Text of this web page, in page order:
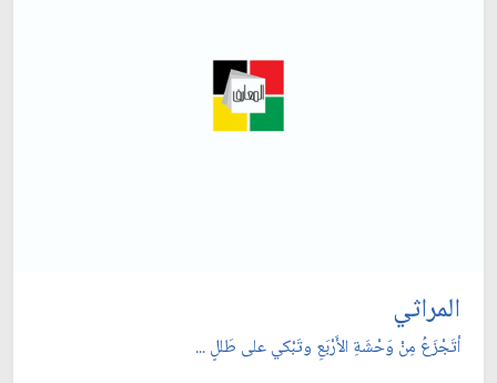
المراثي
أتَجْزَعُ مِنْ وَحْشَةِ الأَرْبَعِ وتَبْكي على طَللٍ ...